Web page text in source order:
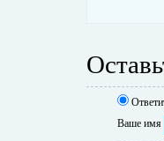
Ваше имя